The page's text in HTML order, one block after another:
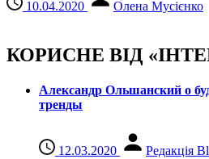
10.04.2020 Олена Мусієнко
КОРИСНЕ ВІД
Александр Ольшанский о
тренды
12.03.2020 Редакція